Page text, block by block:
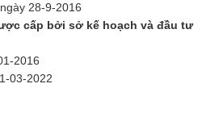
28-9-2016
cấp bởi sở kế hoạch và đầu tư
2016
03-2022